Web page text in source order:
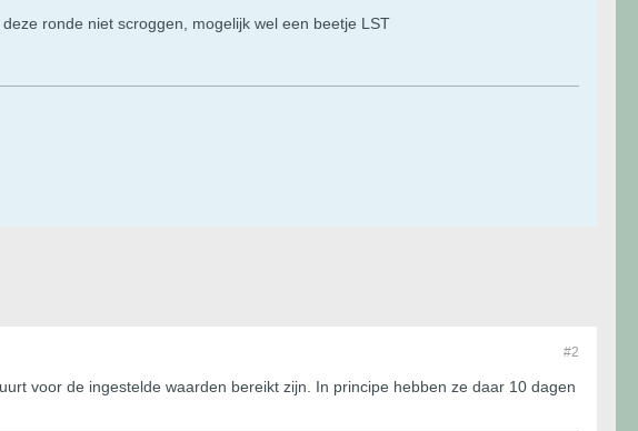
ronde niet scroggen, mogelijk wel een beetje LST
#2
voor de ingestelde waarden bereikt zijn. In principe hebben ze daar 10 dagen